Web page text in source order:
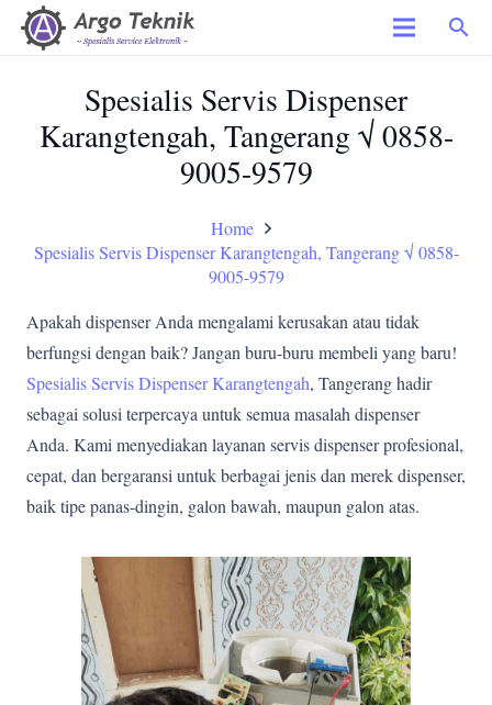
search
Spesialis Servis Dispenser
Karangtengah, Tangerang √ 0858-
9005-9579
Home
Spesialis Servis Dispenser Karangtengah, Tangerang √ 0858-
9005-9579
Apakah dispenser Anda mengalami kerusakan atau tidak
berfungsi dengan baik? Jangan buru-buru membeli yang baru!
Spesialis Servis Dispenser Karangtengah, Tangerang hadir
sebagai solusi terpercaya untuk semua masalah dispenser
Anda. Kami menyediakan layanan servis dispenser profesional,
cepat, dan bergaransi untuk berbagai jenis dan merek dispenser,
baik tipe panas-dingin, galon bawah, maupun galon atas.